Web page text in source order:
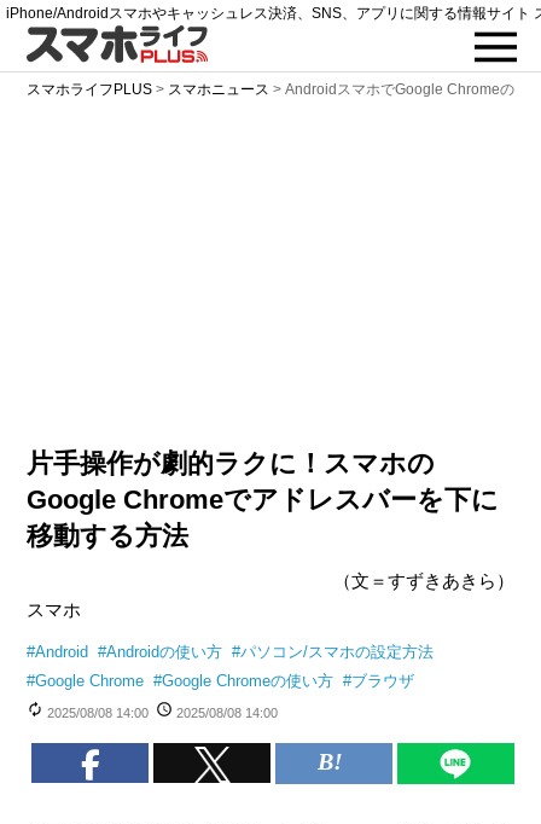
iPhone/Androidスマホやキャッシュレス決済、SNS、アプリに関する情報サイト
スマホライフPLUS > スマホニュース >AndroidスマホでGoogle Chromeのア
片手操作が劇的ラクに！スマホの
Google Chromeでアドレスバーを下に
移動する方法
（文＝すずきあきら）
スマホ
#Android #Androidの使い方 #パソコン/スマホの設定方法
#Google Chrome #Google Chromeの使い方 #ブラウザ
2025/08/08 14:00 2025/08/08 14:00